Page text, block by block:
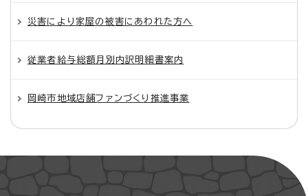
災害により家屋の被害にあわれた方へ
従業者給与総額月別内訳明細書案内
岡崎市地域店舗ファンづくり推進事業